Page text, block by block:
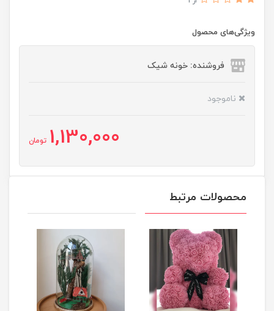
ویژگی‌های محصول
فروشنده: خونه شیک
ناموجود
1,130,000 تومان
محصولات مرتبط